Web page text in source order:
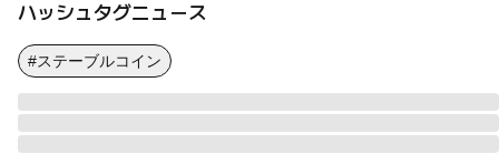
ハッシュタグニュース
#ステーブルコイン